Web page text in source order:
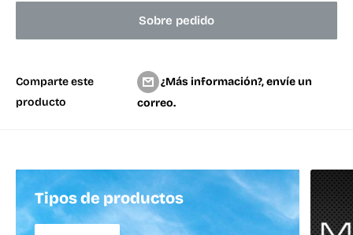
Sobre pedido
Comparte este
producto
¿Más información?, envíe un
correo.
Tipos de productos